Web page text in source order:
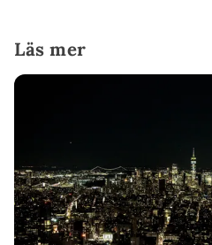
Läs mer